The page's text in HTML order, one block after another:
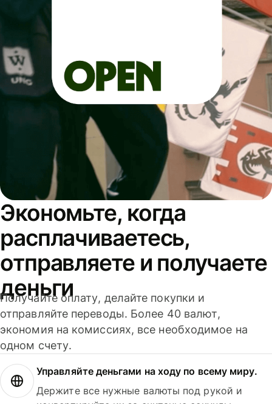
Экономьте, когда
расплачиваетесь,
отправляете и получаете
деньги
Получайте оплату, делайте покупки и
отправляйте переводы. Более 40 валют,
экономия на комиссиях, все необходимое на
одном счету.
Управляйте деньгами на ходу по всему миру.
Держите все нужные валюты под рукой и